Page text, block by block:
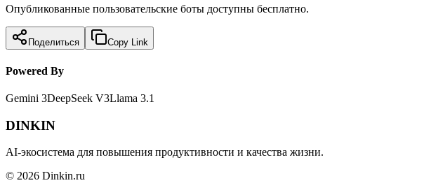
Опубликованные пользовательские боты доступны бесплатно.
Поделиться Copy Link
Powered By
Gemini 3DeepSeek V3Llama 3.1
DINKIN
AI-экосистема для повышения продуктивности и качества жизни.
© 2026 Dinkin.ru